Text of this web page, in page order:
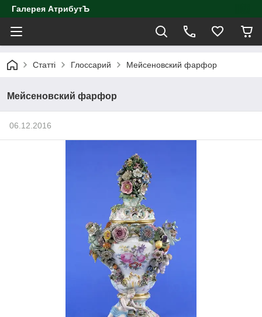
Галерея АтрибутЪ
Статті Глоссарий Мейсеновский фарфор
Мейсеновский фарфор
06.12.2016